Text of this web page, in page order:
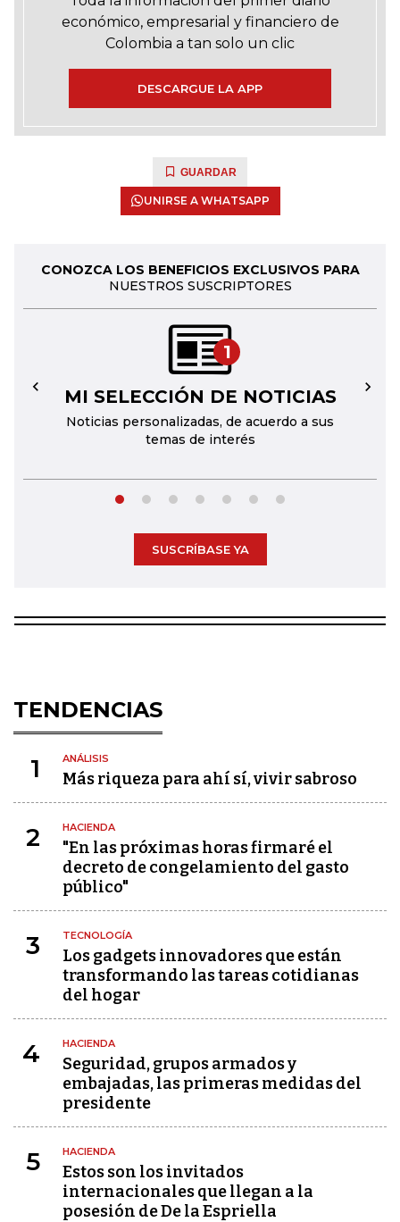
económico, empresarial y financiero de
Colombia a tan solo un clic
DESCARGUE LA APP
GUARDAR
UNIRSE A WHATSAPP
CONOZCA LOS BENEFICIOS EXCLUSIVOS PARA
NUESTROS SUSCRIPTORES
1
MI SELECCIÓN DE NOTICIAS
Noticias personalizadas, de acuerdo a sus
temas de interés
← →
SUSCRÍBASE YA
TENDENCIAS
1 ANÁLISIS
Más riqueza para ahí sí, vivir sabroso
2 HACIENDA
"En las próximas horas firmaré el
decreto de congelamiento del gasto
público"
3 TECNOLOGÍA
Los gadgets innovadores que están
transformando las tareas cotidianas
del hogar
4 HACIENDA
Seguridad, grupos armados y
embajadas, las primeras medidas del
presidente
5 HACIENDA
Estos son los invitados
internacionales que llegan a la
posesión de De la Espriella